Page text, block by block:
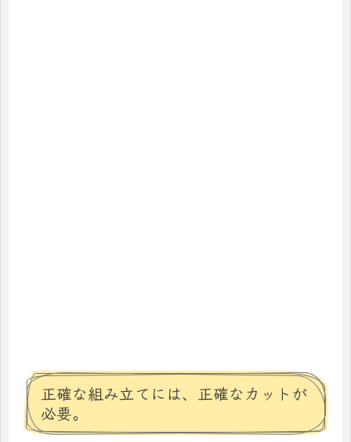
正確な組み立てには、正確なカットが
必要。